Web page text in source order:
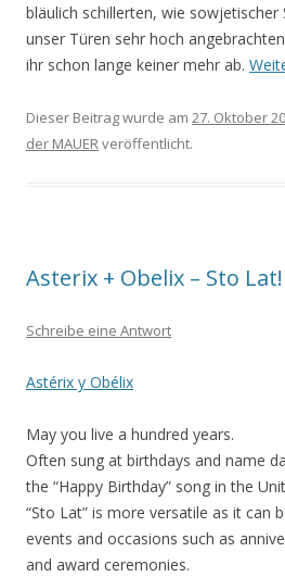
bläulich schillerten, wie sowjetischer
unser Türen sehr hoch
ihr schon lange keiner mehr ab.
Dieser Beitrag wurde am 27. Oktober
der MAUERveröffentlicht.
Asterix + Obelix – Sto Lat!
Schreibe eine Antwort
Astérix y Obélix
May you live a hundred years.
Often sung at birthdays and name
the “Happy Birthday” song in the
“Sto Lat” is more versatile as it can
events and occasions such as
and award ceremonies.